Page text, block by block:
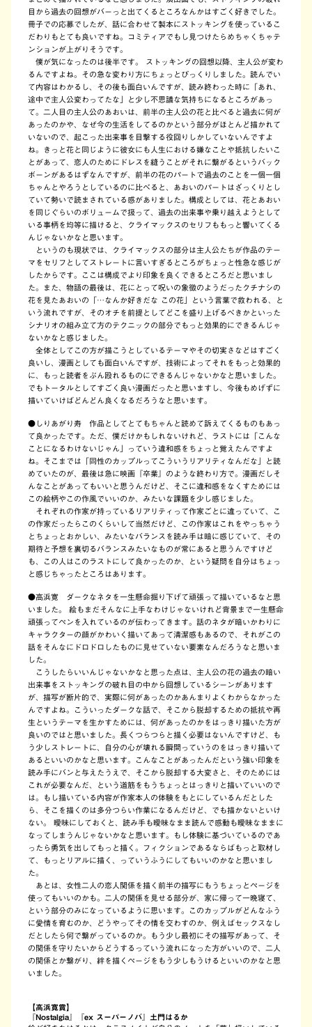
目から過去の回想がバーっと出てくるところなんかはすごく好きでした。
冊子での応募でしたが、話に合わせて製本にストッキングを使っているこ
だわりもとても良いですね。コミティアでもし見つけたらめちゃくちゃテ
ンションが上がりそうです。
僕が気になったのは後半です。 ストッキングの回想以降、主人公が変わ
るんですよね。その急な変わり方にちょっとびっくりしました。読んでい
て内容はわかるし、その後も面白いんですが、読み終わった時に「あれ、
途中で主人公変わってたな」と少し不思議な気持ちになるところがあっ
て。二人目の主人公のあおいは、前半の主人公の花と比べると過去に何が
あったのかや、なぜ今の生活をしてるのかという部分がほとんど描かれて
いないので、起こった出来事を目撃する役回りしかしていないんですよ
ね。きっと花と同じように彼女にも人生における嫌なことや抵抗したいこ
とがあって、恋人のためにドレスを縫うことがそれに繋がるというバック
ボーンがあるはずなんですが、前半の花のパートで過去のことを一個一個
ちゃんとやろうとしているのに比べると、あおいのパートはざっくりとし
ていて勢いで読まされている感がありました。構成としては、花とあおい
を同じぐらいのボリュームで扱って、過去の出来事や乗り越えようとして
いる事柄を均等に描けると、クライマックスのセリフももっと響いてくる
んじゃないかなと思います。
というのも現状では、クライマックスの部分は主人公たちが作品のテー
マをセリフとしてストレートに言いすぎるところがちょっと性急な感じが
したからです。ここは構成でより印象を良くできるところだと思いまし
た。また、物語の最後は、花にとって呪いの象徴のようだったクチナシの
花を見たあおいの「…なんか好きだな この花」という言葉で救われる、と
いう流れですが、そのオチを前提としてどこを盛り上げるべきかといった
シナリオの組み立て方のテクニックの部分でもっと効果的にできるんじゃ
ないかなと感じました。
全体としてこの方が描こうとしているテーマやその切実さなどはすごく
良いし、漫画としても面白いんですが、技術によってそれをもっと効果的
に、もっと読者をぶん殴れるものにできるんじゃないかなと思いました。
でもトータルとしてすごく良い漫画だったと思いますし、今後もめげずに
描いていけばどんどん良くなるだろうなと思います。
●しりあがり寿 作品としてとてもちゃんと読めて訴えてくるものもあっ
て良かったです。ただ、僕だけかもしれないけれど、ラストには「こんな
ことになるわけないじゃん」っていう違和感をちょっと覚えたんですよ
ね。そこまでは「同性のカップルってこういうリアリティなんだな」と読
めていたのが、最後は急に映画『卒業』のような終わり方で。漫画だしそ
んなことがあってもいいと思うんだけど、そこに違和感をなくすためには
この絵柄やこの作風でいいのか、みたいな課題を少し感じました。
それぞれの作家が持っているリアリティって作家ごとに違っていて、こ
の作家だったらこのくらいして当然だけど、この作家はこれをやっちゃう
とちょっとおかしい、みたいなバランスを読み手は暗に感じていて、その
期待と予想を裏切るバランスみたいなものが常にあると思うんですけど
も、この人はこのラストにして良かったのか、という疑問を自分はちょっ
と感じちゃったところはあります。
●高浜寛 ダークなネタを一生懸命掘り下げて頑張って描いているなと思
いました。 絵もまだそんなに上手なわけじゃないけれど背景まで一生懸命
頑張ってペンを入れているのが伝わってきます。話のネタが暗いかわりに
キャラクターの顔がかわいく描いてあって清潔感もあるので、それがこの
話をそんなにドロドロしたものに見せていない要素なんだろうなと思いま
した。
こうしたらいいんじゃないかなと思った点は、主人公の花の過去の暗い
出来事をストッキングの破れ目の中から回想しているシーンがあります
が、描写が断片的で、実際に何があったのかあんまりよくわからなかった
んですよね。こういったダークな話で、そこから脱却するための抵抗や再
生というテーマを生かすためには、何があったのかをはっきり描いた方が
良いのではと思いました。長くつらつらと描く必要はないんですけど、も
う少しストレートに、自分の心が壊れる瞬間っていうのをはっきり描いて
あるといいのかなと思います。こんなことがあったんだという強い印象を
読み手にバンと与えたうえで、そこから脱却する大変さと、そのためには
これが必要なんだ、という道筋をもうちょっとはっきりと描いていいので
は。もし描いている内容が作家本人の体験をもとにしているんだとした
ら、そこを描くのは多分つらい作業になるんだけど、でも描かないといけ
ない。 曖昧にしておくと、読み手も曖昧なまま読んで感動も曖昧なままに
なってしまうんじゃないかなと思います。もし体験に基づいているのであ
ったら勇気を出してもっと描く。フィクションであるならばもっと取材し
て、もっとリアルに描く、っていうふうにしてもいいのかなと思いまし
た。
あとは、女性二人の恋人関係を描く前半の描写にもうちょっとページを
使ってもいいのかも。二人の関係を見せる部分が、家に帰って一晩寝て、
という部分のみになっているように思います。このカップルがどんなふう
に愛情を育むのか、どうやってその情を交わすのか、例えばセックスなし
だとしたら何で繋がっているのか。もう少し最初にその描写があって、そ
の関係を守りたいからどうするっていう流れになった方がいいので、二人
の関係とか繋がり、絆を描くページをもう少しもうけるといいのかなと思
いました。
【高浜寛賞】
『Nostalgia』『ex スーパーノバ』土門はるか